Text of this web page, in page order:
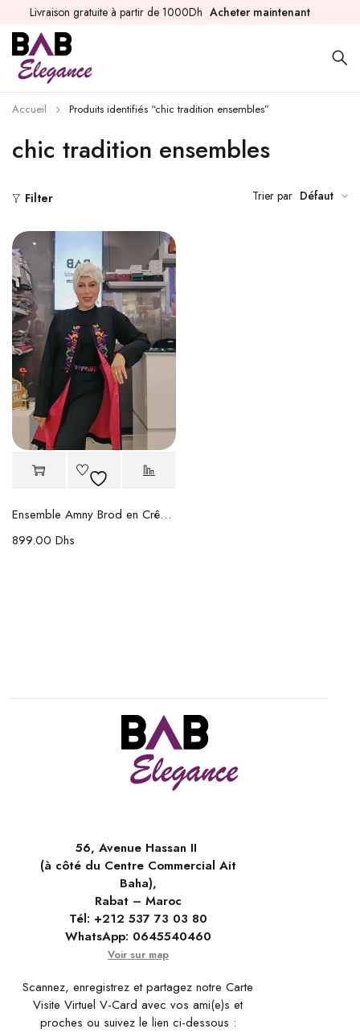
Livraison gratuite à partir de 1000Dh Acheter maintenant
chic tradition ensembles
Accueil Produits identifiés “chic tradition ensembles”
Filter Trier par Défaut
Ensemble Amny Brod en Crêpe de Soie
899.00 Dhs
56, Avenue Hassan II
(à côté du Centre Commercial Ait
Baha),
Rabat – Maroc
Tél: +212 537 73 03 80
WhatsApp: 0645540460
Voir sur map
Scannez, enregistrez et partagez notre Carte
Visite Virtuel V-Card avec vos ami(e)s et
proches ou suivez le lien ci-dessous :